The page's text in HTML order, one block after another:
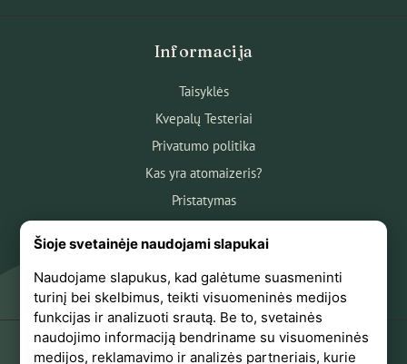
Šioje svetainėje naudojami slapukai
Naudojame slapukus, kad galėtume suasmeninti
turinį bei skelbimus, teikti visuomeninės medijos
funkcijas ir analizuoti srautą. Be to, svetainės
naudojimo informaciją bendriname su visuomeninės
medijos, reklamavimo ir analizės partneriais, kurie
Informacija
Taisyklės
Kvepalų Testeriai
Privatumo politika
Kas yra atomaizeris?
Pristatymas
Apie mus
Atsiliepimai